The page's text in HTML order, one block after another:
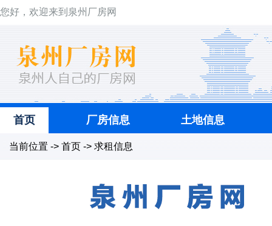
您好，欢迎来到泉州厂房网
首页 厂房信息 土地信息
当前位置 -> 首页 -> 求租信息